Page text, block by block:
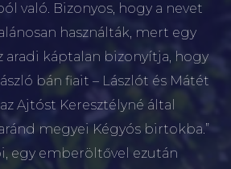
való. Bizonyos, hogy a nevet
használták, mert egy
aradi káptalan bizonyítja, hogy
bán fiait – Lászlót és Mátét
Ajtóst Keresztélyné által
megyei Kégyós birtokba.”
egy emberöltővel ezután